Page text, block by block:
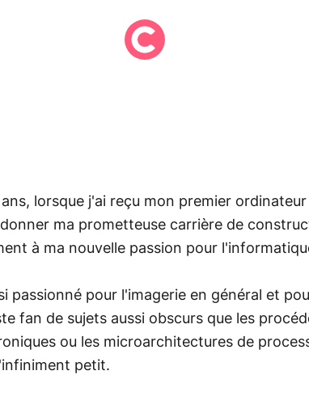
lorsque j'ai reçu mon premier
ma prometteuse carrière de
à ma nouvelle passion pour
passionné pour l'imagerie en général et
fan de sujets aussi obscurs que les
ou les microarchitectures de
petit.